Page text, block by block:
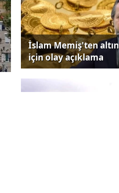
İslam Memiş'ten
için olay açıklama